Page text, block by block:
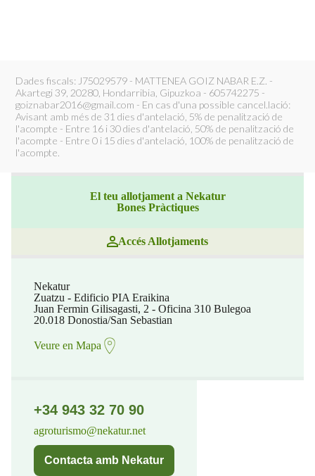
Dades fiscals: J75029579 - MATTENEA GOIZ NABAR E.Z. -
Akartegi 39, 20280, Hondarribia, Gipuzkoa - 605742275 -
goiznabar2016@gmail.com - En cas d'una possible cancel.lació:
Avisant amb més de 31 dies d'antelació, 5% de penalització de
l'acompte - Entre 16 i 30 dies d'antelació, 50% de penalització de
l'acompte - Entre 0 i 15 dies d'antelació, 100% de penalització de
l'acompte.
El teu allotjament a Nekatur
Bones Pràctiques
Accés Allotjaments
Nekatur
Zuatzu - Edificio PIA Eraikina
Juan Fermin Gilisagasti, 2 - Oficina 310 Bulegoa
20.018 Donostia/San Sebastian
Veure en Mapa
+34 943 32 70 90
agroturismo@nekatur.net
Contacta amb Nekatur